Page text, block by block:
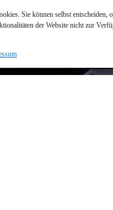
Sie können selbst
der Website nicht zur